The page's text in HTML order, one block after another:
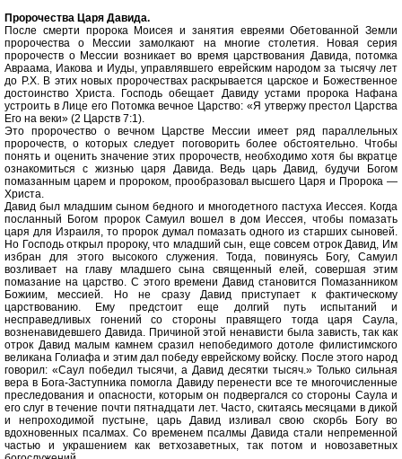
Пророчества Царя Давида.
После смерти пророка Моисея и занятия евреями Обетованной Земли
пророчества о Мессии замолкают на многие столетия. Новая серия
пророчеств о Мессии возникает во время царствования Давида, потомка
Авраама, Иакова и Иуды, управлявшего еврейским народом за тысячу лет
до Р.Х. В этих новых пророчествах раскрывается царское и Божественное
достоинство Христа. Господь обещает Давиду устами пророка Нафана
устроить в Лице его Потомка вечное Царство: «Я утвержу престол Царства
Его на веки» (2 Царств 7:1).
Это пророчество о вечном Царстве Мессии имеет ряд параллельных
пророчеств, о которых следует поговорить более обстоятельно. Чтобы
понять и оценить значение этих пророчеств, необходимо хотя бы вкратце
ознакомиться с жизнью царя Давида. Ведь царь Давид, будучи Богом
помазанным царем и пророком, прообразовал высшего Царя и Пророка —
Христа.
Давид был младшим сыном бедного и многодетного пастуха Иессея. Когда
посланный Богом пророк Самуил вошел в дом Иессея, чтобы помазать
царя для Израиля, то пророк думал помазать одного из старших сыновей.
Но Господь открыл пророку, что младший сын, еще совсем отрок Давид, Им
избран для этого высокого служения. Тогда, повинуясь Богу, Самуил
возливает на главу младшего сына священный елей, совершая этим
помазание на царство. С этого времени Давид становится Помазанником
Божиим, мессией. Но не сразу Давид приступает к фактическому
царствованию. Ему предстоит еще долгий путь испытаний и
несправедливых гонений со стороны правящего тогда царя Саула,
возненавидевшего Давида. Причиной этой ненависти была зависть, так как
отрок Давид малым камнем сразил непобедимого дотоле филистимского
великана Голиафа и этим дал победу еврейскому войску. После этого народ
говорил: «Саул победил тысячи, а Давид десятки тысяч.» Только сильная
вера в Бога-Заступника помогла Давиду перенести все те многочисленные
преследования и опасности, которым он подвергался со стороны Саула и
его слуг в течение почти пятнадцати лет. Часто, скитаясь месяцами в дикой
и непроходимой пустыне, царь Давид изливал свою скорбь Богу во
вдохновенных псалмах. Со временем псалмы Давида стали непременной
частью и украшением как ветхозаветных, так потом и новозаветных